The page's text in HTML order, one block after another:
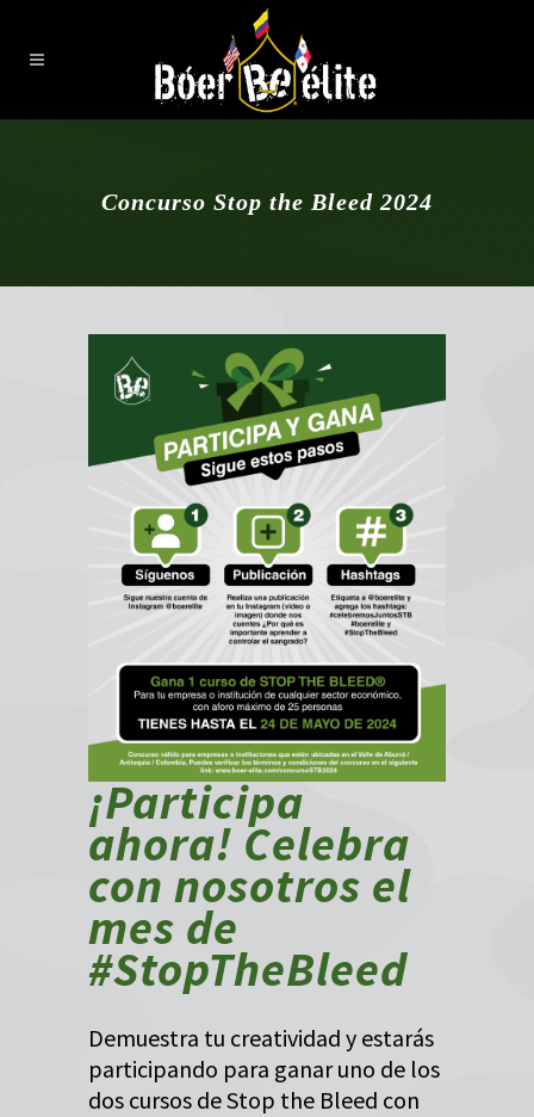
Concurso Stop the Bleed 2024
¡Participa
ahora! Celebra
con nosotros el
mes de
#StopTheBleed
Demuestra tu creatividad y estarás
participando para ganar uno de los
dos cursos de Stop the Bleed con